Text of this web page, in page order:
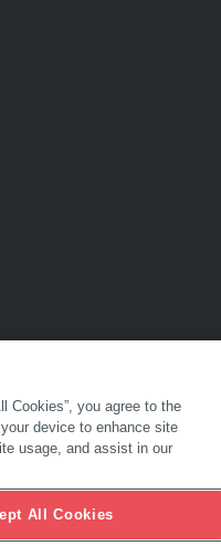
Cookies”, you agree to the
device to enhance site
usage, and assist in our
All Cookies